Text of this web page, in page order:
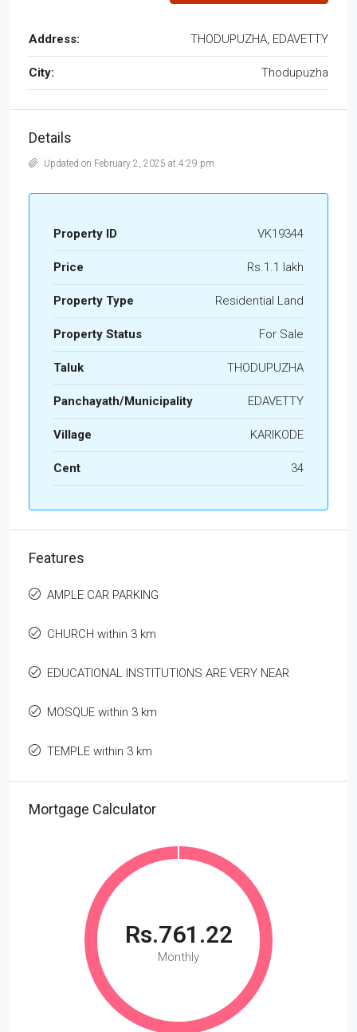
Address: THODUPUZHA, EDAVETTY
City: Thodupuzha
Details
Updated on February 2, 2025 at 4:29 pm
Property ID VK19344
Price Rs.1.1 lakh
Property Type Residential Land
Property Status For Sale
Taluk THODUPUZHA
Panchayath/Municipality EDAVETTY
Village KARIKODE
Cent 34
Features
AMPLE CAR PARKING
CHURCH within 3 km
EDUCATIONAL INSTITUTIONS ARE VERY NEAR
MOSQUE within 3 km
TEMPLE within 3 km
Mortgage Calculator
Rs.761.22
Monthly